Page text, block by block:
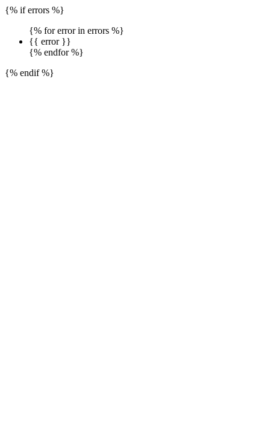
{% if errors %}
{% for error in errors %}
{{ error }}
{% endfor %}
{% endif %}